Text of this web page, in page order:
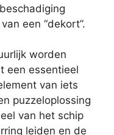
een “dekort”.
worden
een essentieel
van iets
puzzeloplossing
van het schip
leiden en de